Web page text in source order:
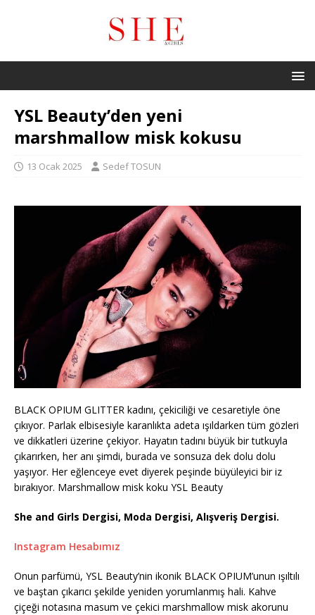
YSL Beauty’den yeni
marshmallow misk kokusu
13 Ocak 2025 Sedef TOSUN
BLACK OPIUM GLITTER kadını, çekiciliği ve cesaretiyle öne
çıkıyor. Parlak elbisesiyle karanlıkta adeta ışıldarken tüm gözleri
ve dikkatleri üzerine çekiyor. Hayatın tadını büyük bir tutkuyla
çıkarırken, her anı şimdi, burada ve sonsuza dek dolu dolu
yaşıyor. Her eğlenceye evet diyerek peşinde büyüleyici bir iz
bırakıyor. Marshmallow misk koku YSL Beauty
She and Girls Dergisi, Moda Dergisi, Alışveriş Dergisi.
Instagram Hesabımız
Onun parfümü, YSL Beauty’nin ikonik BLACK OPIUM’unun ışıltılı
ve baştan çıkarıcı şekilde yeniden yorumlanmış hali. Kahve
çiçeği notasına masum ve çekici marshmallow misk akorunu